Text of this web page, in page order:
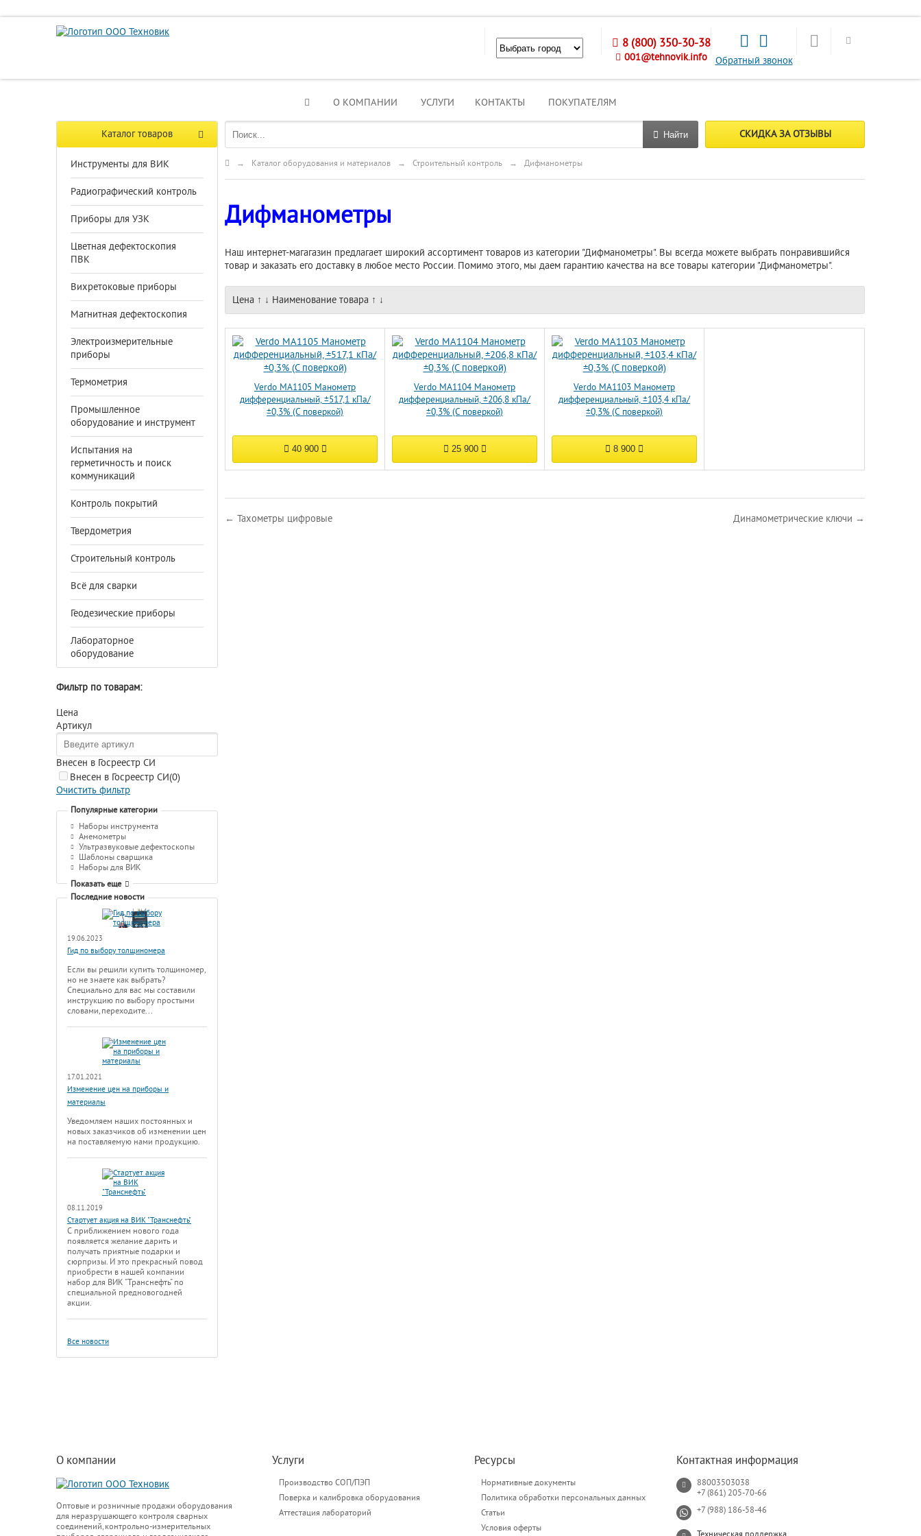
Обратный звонок
8 (800) 350-30-38
001@tehnovik.info
О КОМПАНИИ УСЛУГИ КОНТАКТЫ ПОКУПАТЕЛЯМ
Каталог товаров
Инструменты для ВИК
Радиографический контроль
Приборы для УЗК
Цветная дефектоскопия
ПВК
Вихретоковые приборы
Магнитная дефектоскопия
Электроизмерительные
приборы
Термометрия
Промышленное
оборудование и инструмент
Испытания на
герметичность и поиск
коммуникаций
Контроль покрытий
Твердометрия
Строительный контроль
Всё для сварки
Геодезические приборы
Лабораторное
оборудование
Фильтр по товарам:
Цена
Артикул
Внесен в Госреестр СИ
Внесен в Госреестр СИ(0)
Очистить фильтр
Популярные категории
Наборы инструмента
Анемометры
Ультразвуковые дефектоскопы
Шаблоны сварщика
Наборы для ВИК
Показать еще
Последние новости
19.06.2023
Гид по выбору толщиномера
Если вы решили купить толщиномер,
но не знаете как выбрать?
Специально для вас мы составили
инструкцию по выбору простыми
словами, переходите...
17.01.2021
Изменение цен на приборы и
материалы
Уведомляем наших постоянных и
новых заказчиков об изменении цен
на поставляемую нами продукцию.
08.11.2019
Стартует акция на ВИК "Транснефть"
С приближением нового года
появляется желание дарить и
получать приятные подарки и
сюрпризы. И это прекрасный повод
приобрести в нашей компании
набор для ВИК "Транснефть" по
специальной предновогодней
акции.
Все новости
Найти СКИДКА ЗА ОТЗЫВЫ
→ Каталог оборудования и материалов → Строительный контроль → Дифманометры
Дифманометры
Наш интернет-магагазин предлагает широкий ассортимент товаров из категории "Дифманометры". Вы всегда можете выбрать понравившийся
товар и заказать его доставку в любое место России. Помимо этого, мы даем гарантию качества на все товары категории "Дифманометры".
Цена ↑ ↓ Наименование товара ↑ ↓
Verdo MA1105 Манометр
дифференциальный, ±517,1 кПа/
±0,3% (С поверкой)
40 900
Verdo MA1104 Манометр
дифференциальный, ±206,8 кПа/
±0,3% (С поверкой)
25 900
Verdo MA1103 Манометр
дифференциальный, ±103,4 кПа/
±0,3% (С поверкой)
8 900
← Тахометры цифровые Динамометрические ключи →
О компании
Оптовые и розничные продажи оборудования
для неразрушающего контроля сварных
соединений, контрольно-измерительных
Услуги
Производство СОП/ПЭП
Поверка и калибровка оборудования
Аттестация лабораторий
Ресурсы
Нормативные документы
Политика обработки персональных данных
Статьи
Условия оферты
Контактная информация
88003503038
+7 (861) 205-70-66
+7 (988) 186-58-46
Техническая поддержка